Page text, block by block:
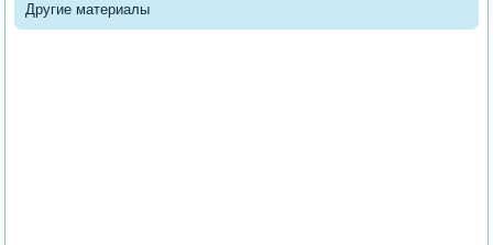
Другие материалы